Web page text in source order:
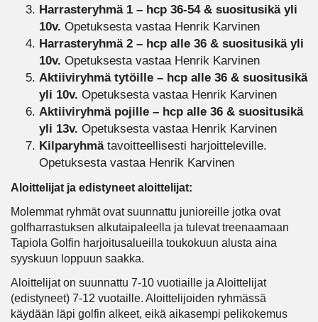
Harrasteryhmä 1 – hcp 36-54 & suositusikä yli
10v. Opetuksesta vastaa Henrik Karvinen
Harrasteryhmä 2 – hcp alle 36 & suositusikä yli
10v. Opetuksesta vastaa Henrik Karvinen
Aktiiviryhmä tytöille – hcp alle 36 & suositusikä
yli 10v. Opetuksesta vastaa Henrik Karvinen
Aktiiviryhmä pojille – hcp alle 36 & suositusikä
yli 13v. Opetuksesta vastaa Henrik Karvinen
Kilparyhmätavoitteellisesti harjoitteleville.
Opetuksesta vastaa Henrik Karvinen
Aloittelijat ja edistyneet aloittelijat:
Molemmat ryhmät ovat suunnattu junioreille jotka ovat
golfharrastuksen alkutaipaleella ja tulevat treenaamaan
Tapiola Golfin harjoitusalueilla toukokuun alusta aina
syyskuun loppuun saakka.
Aloittelijat on suunnattu 7-10 vuotiaille ja Aloittelijat
(edistyneet) 7-12 vuotaille. Aloittelijoiden ryhmässä
käydään läpi golfin alkeet, eikä aikasempi pelikokemus